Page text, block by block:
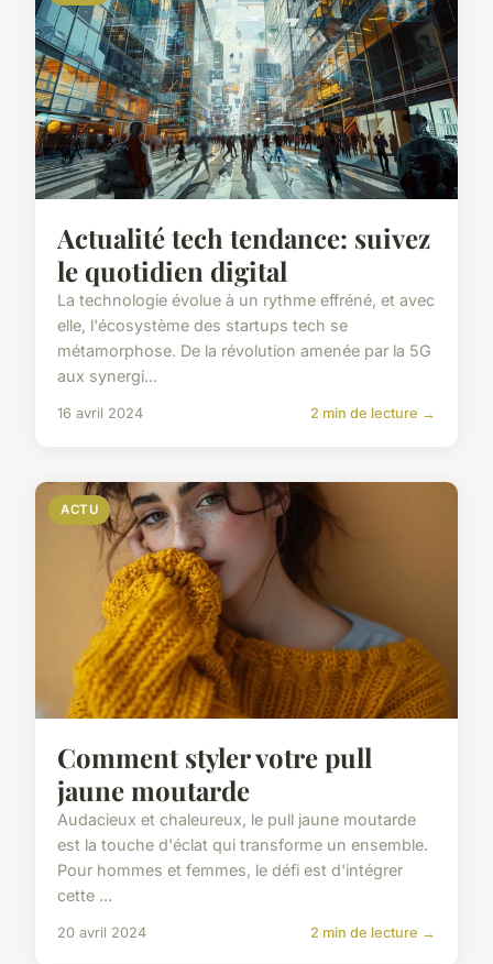
Actualité tech tendance: suivez
le quotidien digital
La technologie évolue à un rythme effréné, et avec
elle, l'écosystème des startups tech se
métamorphose. De la révolution amenée par la 5G
aux synergi...
16 avril 2024 2 min de lecture →
ACTU
Comment styler votre pull
jaune moutarde
Audacieux et chaleureux, le pull jaune moutarde
est la touche d'éclat qui transforme un ensemble.
Pour hommes et femmes, le défi est d'intégrer
cette ...
20 avril 2024 2 min de lecture →